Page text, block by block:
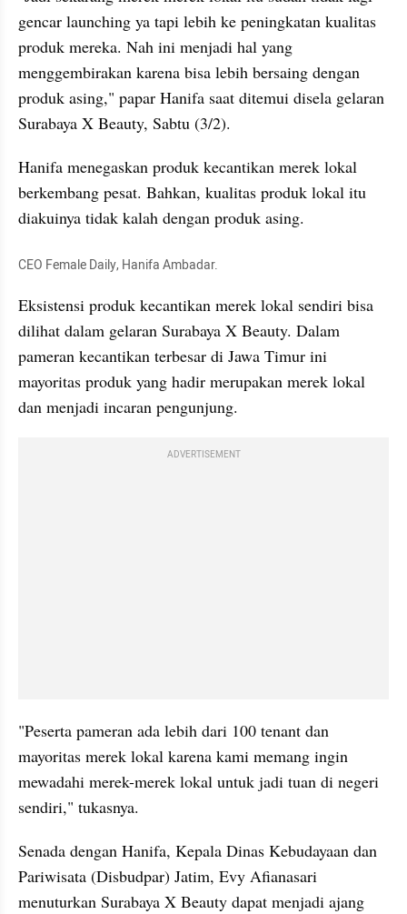
gencar launching ya tapi lebih ke peningkatan kualitas
produk mereka. Nah ini menjadi hal yang
menggembirakan karena bisa lebih bersaing dengan
produk asing," papar Hanifa saat ditemui disela gelaran
Surabaya X Beauty, Sabtu (3/2).
Hanifa menegaskan produk kecantikan merek lokal
berkembang pesat. Bahkan, kualitas produk lokal itu
diakuinya tidak kalah dengan produk asing.
CEO Female Daily, Hanifa Ambadar.
Eksistensi produk kecantikan merek lokal sendiri bisa
dilihat dalam gelaran Surabaya X Beauty. Dalam
pameran kecantikan terbesar di Jawa Timur ini
mayoritas produk yang hadir merupakan merek lokal
dan menjadi incaran pengunjung.
ADVERTISEMENT
"Peserta pameran ada lebih dari 100 tenant dan
mayoritas merek lokal karena kami memang ingin
mewadahi merek-merek lokal untuk jadi tuan di negeri
sendiri," tukasnya.
Senada dengan Hanifa, Kepala Dinas Kebudayaan dan
Pariwisata (Disbudpar) Jatim, Evy Afianasari
menuturkan Surabaya X Beauty dapat menjadi ajang